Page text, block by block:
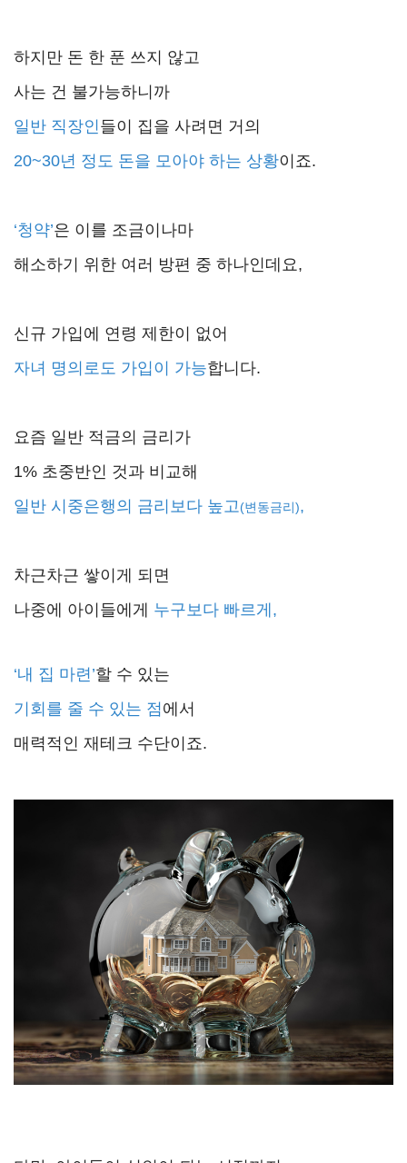
하지만 돈 한 푼 쓰지 않고
사는 건 불가능하니까
일반 직장인들이 집을 사려면 거의
20~30년 정도 돈을 모아야 하는 상황이죠.
‘청약’은 이를 조금이나마
해소하기 위한 여러 방편 중 하나인데요,
신규 가입에 연령 제한이 없어
자녀 명의로도 가입이 가능합니다.
요즘 일반 적금의 금리가
1% 초중반인 것과 비교해
일반 시중은행의 금리보다 높고(변동금리),
차근차근 쌓이게 되면
나중에 아이들에게 누구보다 빠르게,
‘내 집 마련’할 수 있는
기회를 줄 수 있는 점에서
매력적인 재테크 수단이죠.